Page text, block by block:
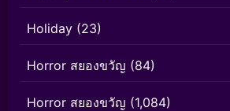
Holiday (23)
Horror สยองขวัญ (84)
Horror สยองขวัญ (1,084)